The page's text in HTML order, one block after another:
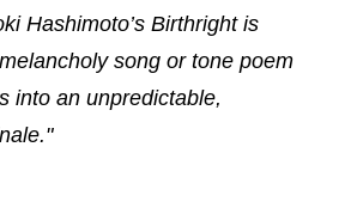
Hashimoto’s Birthright is
song or tone poem
into an unpredictable,